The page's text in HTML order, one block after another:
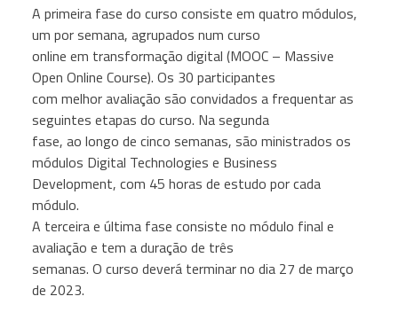
A primeira fase do curso consiste em quatro módulos,
um por semana, agrupados num curso
online em transformação digital (MOOC – Massive
Open Online Course). Os 30 participantes
com melhor avaliação são convidados a frequentar as
seguintes etapas do curso. Na segunda
fase, ao longo de cinco semanas, são ministrados os
módulos Digital Technologies e Business
Development, com 45 horas de estudo por cada
módulo.
A terceira e última fase consiste no módulo final e
avaliação e tem a duração de três
semanas. O curso deverá terminar no dia 27 de março
de 2023.